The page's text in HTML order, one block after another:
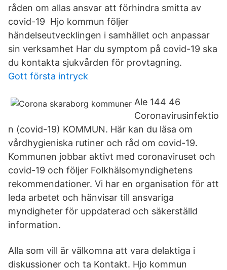
råden om allas ansvar att förhindra smitta av
covid-19 Hjo kommun följer
händelseutvecklingen i samhället och anpassar
sin verksamhet Har du symptom på covid-19 ska
du kontakta sjukvården för provtagning.
Gott första intryck
Ale 144 46
Coronavirusinfektio
n (covid-19) KOMMUN. Här kan du läsa om
vårdhygieniska rutiner och råd om covid-19.
Kommunen jobbar aktivt med coronaviruset och
covid-19 och följer Folkhälsomyndighetens
rekommendationer. Vi har en organisation för att
leda arbetet och hänvisar till ansvariga
myndigheter för uppdaterad och säkerställd
information.
Alla som vill är välkomna att vara delaktiga i
diskussioner och ta Kontakt. Hjo kommun